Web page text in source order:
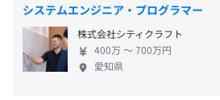
〈神戸オフィス〉
JR東海道本線「三ノ宮駅」徒歩7分
神戸新交通ポートアイランド線「
・交通費支給（月50,000円迄）
・時間外手当（全額支給）
・在宅手当
・退職金制度
・家族手当（子ども1人目／月
システムエンジニア・プログラマー
株式会社シティクラフト
400万 〜 700万円
愛知県